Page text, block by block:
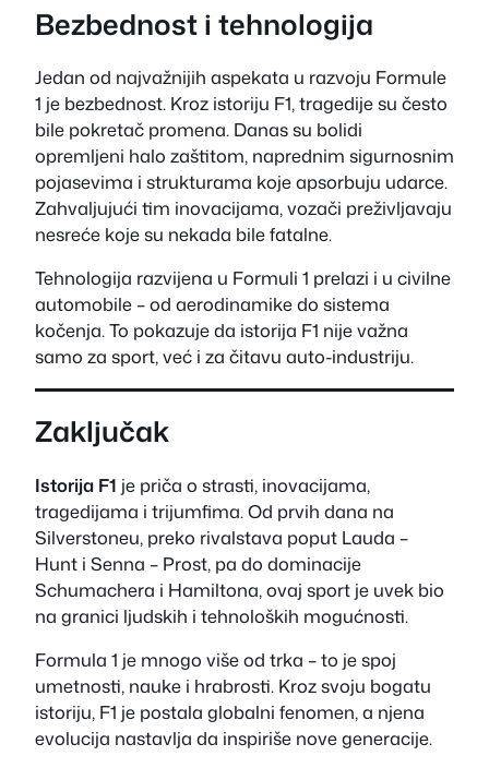
Bezbednost i tehnologija
Jedan od najvažnijih aspekata u razvoju Formule
1 je bezbednost. Kroz istoriju F1, tragedije su često
bile pokretač promena. Danas su bolidi
opremljeni halo zaštitom, naprednim sigurnosnim
pojasevima i strukturama koje apsorbuju udarce.
Zahvaljujući tim inovacijama, vozači preživljavaju
nesreće koje su nekada bile fatalne.
Tehnologija razvijena u Formuli 1 prelazi i u civilne
automobile – od aerodinamike do sistema
kočenja. To pokazuje da istorija F1 nije važna
samo za sport, već i za čitavu auto-industriju.
Zaključak
Istorija F1 je priča o strasti, inovacijama,
tragedijama i trijumfima. Od prvih dana na
Silverstoneu, preko rivalstava poput Lauda –
Hunt i Senna – Prost, pa do dominacije
Schumachera i Hamiltona, ovaj sport je uvek bio
na granici ljudskih i tehnoloških mogućnosti.
Formula 1 je mnogo više od trka – to je spoj
umetnosti, nauke i hrabrosti. Kroz svoju bogatu
istoriju, F1 je postala globalni fenomen, a njena
evolucija nastavlja da inspiriše nove generacije.